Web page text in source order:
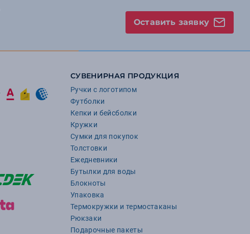
Оставить заявку
СУВЕНИРНАЯ ПРОДУКЦИЯ
Ручки с логотипом
Футболки
Кепки и бейсболки
Кружки
Сумки для покупок
Толстовки
Ежедневники
Бутылки для воды
Блокноты
Упаковка
Термокружки и термостаканы
Рюкзаки
Подарочные пакеты